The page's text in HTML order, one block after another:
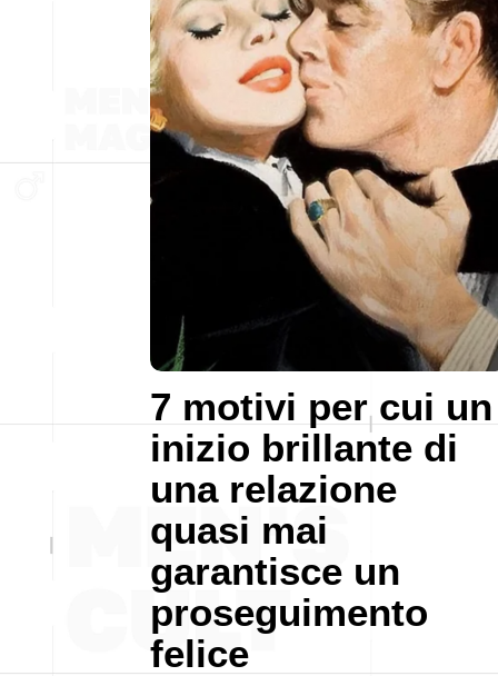
7 motivi per cui un
inizio brillante di
una relazione
quasi mai
garantisce un
proseguimento
felice